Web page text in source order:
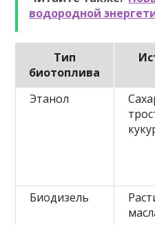
водородной
Тип
биотоплива
Этанол
Биодизель